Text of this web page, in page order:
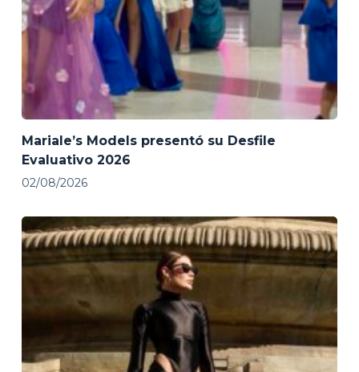
Mariale’s Models presentó su Desfile
Evaluativo 2026
02/08/2026